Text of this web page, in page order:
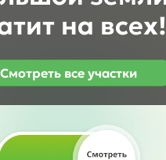
на всех!
Cмотреть все участки